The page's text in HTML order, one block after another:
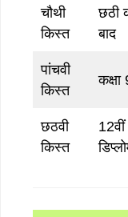
चौथी
किस्त
छठी
बाद
पांचवी
किस्त
छठवी
किस्त